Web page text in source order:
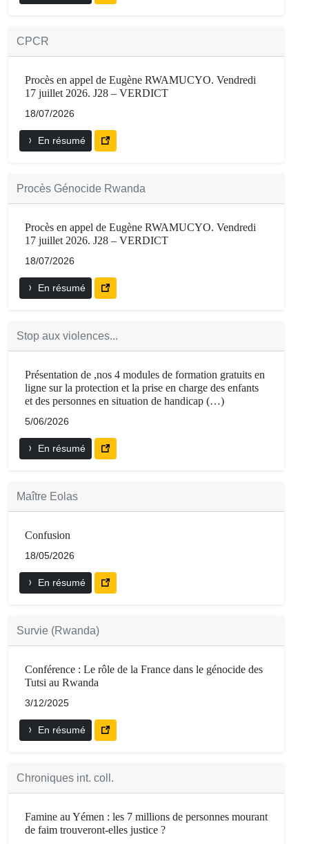
CPCR
Procès en appel de Eugène RWAMUCYO. Vendredi
17 juillet 2026. J28 – VERDICT
18/07/2026
En résumé
Procès Génocide Rwanda
Procès en appel de Eugène RWAMUCYO. Vendredi
17 juillet 2026. J28 – VERDICT
18/07/2026
En résumé
Stop aux violences...
Présentation de ,nos 4 modules de formation gratuits en
ligne sur la protection et la prise en charge des enfants
et des personnes en situation de handicap (…)
5/06/2026
En résumé
Maître Eolas
Confusion
18/05/2026
En résumé
Survie (Rwanda)
Conférence : Le rôle de la France dans le génocide des
Tutsi au Rwanda
3/12/2025
En résumé
Chroniques int. coll.
Famine au Yémen : les 7 millions de personnes mourant
de faim trouveront-elles justice ?